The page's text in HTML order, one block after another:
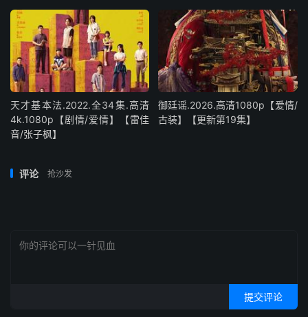
天才基本法.2022.全34集.高清
4k.1080p【剧情/爱情】【雷佳
音/张子枫】
御廷谣.2026.高清1080p【爱情/
古装】【更新第19集】
评论 抢沙发
提交评论